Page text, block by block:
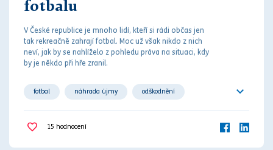
fotbalu
V České republice je mnoho lidí, kteří si rádi občas jen
tak rekreačně zahrají fotbal. Moc už však nikdo z nich
neví, jak by se nahlíželo z pohledu práva na situaci, kdy
by je někdo při hře zranil.
fotbal náhrada újmy odškodnění
pojištění soud sport trestní oznámení
úraz
15 hodnocení